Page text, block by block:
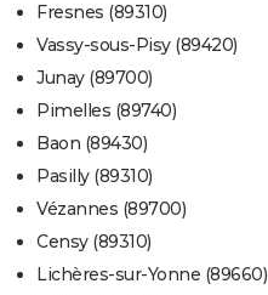
Fresnes (89310)
Vassy-sous-Pisy (89420)
Junay (89700)
Pimelles (89740)
Baon (89430)
Pasilly (89310)
Vézannes (89700)
Censy (89310)
Lichères-sur-Yonne (89660)